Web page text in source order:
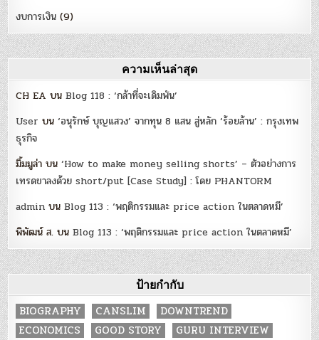
งบการเงิน (9)
ความเห็นล่าสุด
CH EA บนBlog 118 : ‘กล้าที่จะเดิมพัน’
User บน‘อนุรักษ์ บุญแสวง’ จากทุน 8 แสน สู่หลัก ‘ร้อยล้าน’ : กรุงเทพ
ธุรกิจ
มิ้มมูล่า บน‘How to make money selling shorts’ – ตัวอย่างการ
เทรดขาลงด้วย short/put [Case Study] : โดย PHANTORM
admin บนBlog 113 : ‘พฤติกรรมและ price action ในตลาดหมี’
พิพัฒน์ ส. บนBlog 113 : ‘พฤติกรรมและ price action ในตลาดหมี’
ป้ายกำกับ
BIOGRAPHY CANSLIM
DOWNTREND
ECONOMICS
GOOD STORY
GURU INTERVIEW